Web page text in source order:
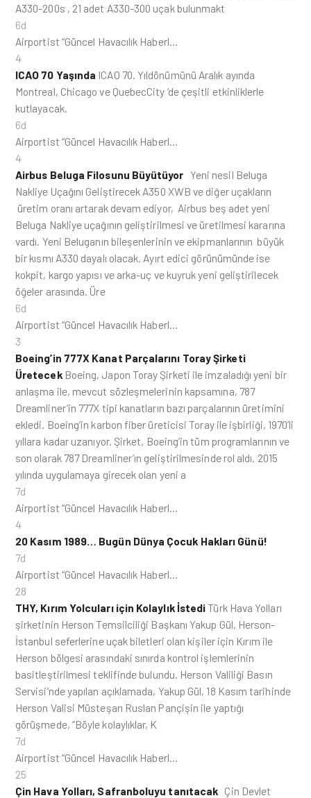
A330-200s , 21 adet A330-300 uçak bulunmakt
6d
Airportist “Güncel Havacılık Haberl…
4
ICAO 70 Yaşında ICAO 70. Yıldönümünü Aralık ayında
Montreal, Chicago ve QuebecCity ‘de çeşitli etkinliklerle
kutlayacak.
6d
Airportist “Güncel Havacılık Haberl…
4
Airbus Beluga Filosunu Büyütüyor Yeni nesil Beluga
Nakliye Uçağını Geliştirecek A350 XWB ve diğer uçakların
üretim oranı artarak devam ediyor, Airbus beş adet yeni
Beluga Nakliye uçağının geliştirilmesi ve üretilmesi kararına
vardı. Yeni Beluganın bileşenlerinin ve ekipmanlarının büyük
bir kısmı A330 dayalı olacak. Ayırt edici görünümünde ise
kokpit, kargo yapısı ve arka-uç ve kuyruk yeni geliştirilecek
öğeler arasında. Üre
6d
Airportist “Güncel Havacılık Haberl…
3
Boeing’in 777X Kanat Parçalarını Toray Şirketi
Üretecek Boeing, Japon Toray Şirketi ile imzaladığı yeni bir
anlaşma ile, mevcut sözleşmelerinin kapsamına, 787
Dreamliner’in 777X tipi kanatların bazı parçalarının üretimini
ekledi. Boeing’in karbon fiber üreticisi Toray ile işbirliği, 1970’li
yıllara kadar uzanıyor. Şirket, Boeing’in tüm programlarının ve
son olarak 787 Dreamliner’ın geliştirilmesinde rol aldı. 2015
yılında uygulamaya girecek olan yeni a
7d
Airportist “Güncel Havacılık Haberl…
4
20 Kasım 1989… Bugün Dünya Çocuk Hakları Günü!
7d
Airportist “Güncel Havacılık Haberl…
28
THY, Kırım Yolcuları için Kolaylık İstediTürk Hava Yolları
şirketinin Herson Temsilciliği Başkanı Yakup Gül, Herson-
İstanbul seferlerine uçak biletleri olan kişiler için Kırım ile
Herson bölgesi arasındaki sınırda kontrol işlemlerinin
basitleştirilmesi teklifinde bulundu. Herson Valiliği Basın
Servisi’nde yapılan açıklamada, Yakup Gül, 18 Kasım tarihinde
Herson Valisi Müsteşarı Ruslan Pançişin ile yaptığı
görüşmede, “Böyle kolaylıklar, K
7d
Airportist “Güncel Havacılık Haberl…
25
Çin Hava Yolları, Safranboluyu tanıtacak Çin Devlet